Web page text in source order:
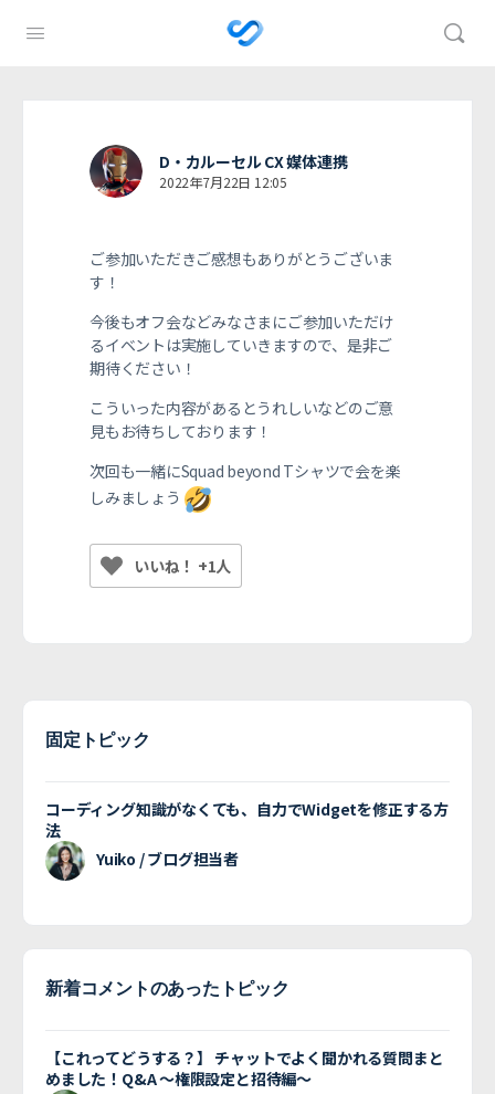
D・カルーセル CX 媒体連携
2022年7月22日 12:05
ご参加いただきご感想もありがとうございま
す！
今後もオフ会などみなさまにご参加いただけ
るイベントは実施していきますので、是非ご
期待ください！
こういった内容があるとうれしいなどのご意
見もお待ちしております！
次回も一緒にSquad beyond Tシャツで会を楽
しみましょう
いいね！ +1人
固定トピック
コーディング知識がなくても、自力でWidgetを修正する方
法
Yuiko / ブログ担当者
新着コメントのあったトピック
【これってどうする？】 チャットでよく聞かれる質問まと
めました！Q&A 〜権限設定と招待編〜